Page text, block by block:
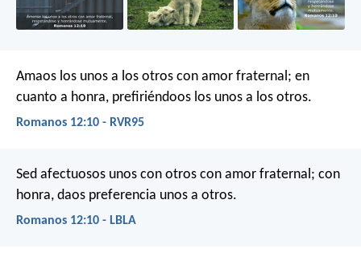
Amaos los unos a los otros con amor fraternal; en
cuanto a honra, prefiriéndoos los unos a los otros.
Romanos 12:10 - RVR95
Sed afectuosos unos con otros con amor fraternal; con
honra, daos preferencia unos a otros.
Romanos 12:10 - LBLA